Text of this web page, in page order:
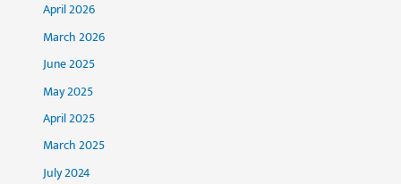
April 2026
March 2026
June 2025
May 2025
April 2025
March 2025
July 2024